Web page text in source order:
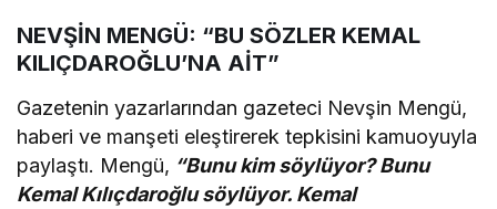
NEVŞİN MENGÜ: “BU SÖZLER KEMAL
KILIÇDAROĞLU’NA AİT”
Gazetenin yazarlarından gazeteci Nevşin Mengü,
haberi ve manşeti eleştirerek tepkisini kamuoyuyla
paylaştı. Mengü, “Bunu kim söylüyor? Bunu
Kemal Kılıçdaroğlu söylüyor. Kemal